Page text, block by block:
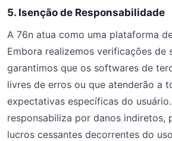
5. Isenção de Responsabilidade
A 76n atua como uma plataforma
Embora realizemos verificações de
garantimos que os softwares de
livres de erros ou que atenderão a
expectativas específicas do
responsabiliza por danos indiretos,
lucros cessantes decorrentes do